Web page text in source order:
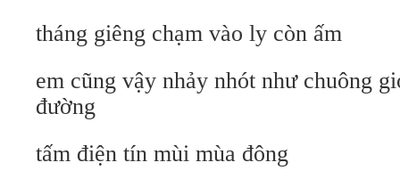
tháng giêng chạm vào ly còn ấm
em cũng vậy nhảy nhót như chuông
đường
tấm điện tín mùi mùa đông